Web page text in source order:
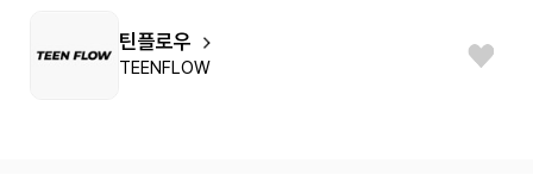
틴플로우
TEENFLOW